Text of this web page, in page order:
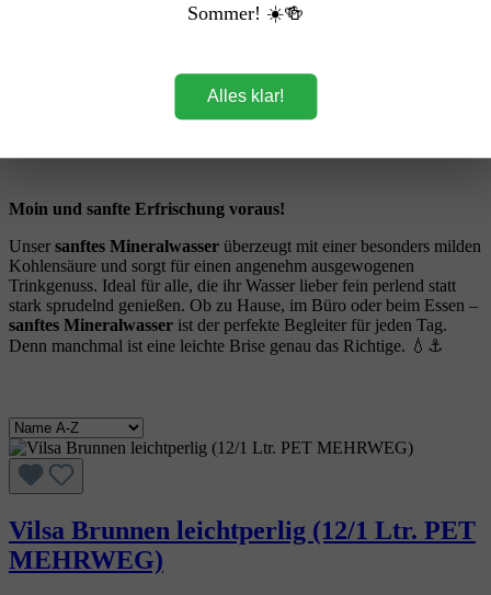
Moin und sanfte Erfrischung voraus!
Unser sanftes Mineralwasser überzeugt mit einer besonders milden
Kohlensäure und sorgt für einen angenehm ausgewogenen
Trinkgenuss. Ideal für alle, die ihr Wasser lieber fein perlend statt
stark sprudelnd genießen. Ob zu Hause, im Büro oder beim Essen –
sanftes Mineralwasser ist der perfekte Begleiter für jeden Tag.
Denn manchmal ist eine leichte Brise genau das Richtige. 💧⚓
Vilsa Brunnen leichtperlig (12/1 Ltr. PET
MEHRWEG)
Sommer! ☀️🍻
Alles klar!